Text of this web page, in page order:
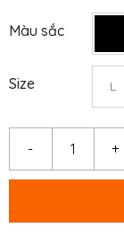
Màu sắc
Size L